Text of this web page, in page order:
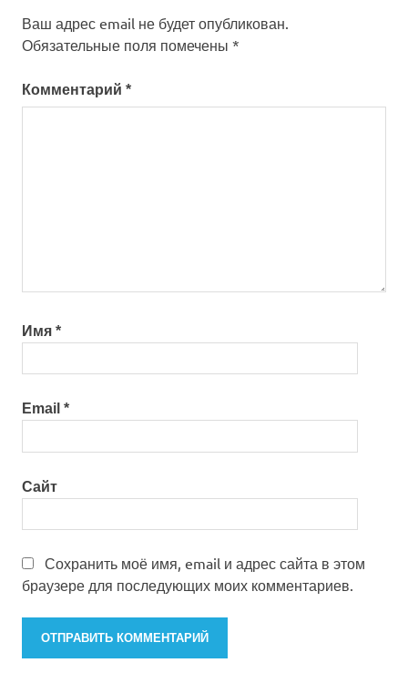
Ваш адрес email не будет опубликован.
Обязательные поля помечены *
Комментарий *
Имя *
Email *
Сайт
Сохранить моё имя, email и адрес сайта в этом
браузере для последующих моих комментариев.